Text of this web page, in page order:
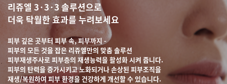
리쥬엘 3·3·3 솔루션으로
더욱 탁월한 효과를 누려보세요
피부 깊은 곳부터 피부 속, 피부까지 -
피부의 모든 것을 잡은 리쥬엘만의 맞춤 솔루션
피부재생주사로 피부층의 재생능력을 활성화 시켜 줍니다.
피부의 탄력을 증가시키고 노화되거나 손상된 피부조직을
재생/복원하여피부 환경을 건강하게 개선할 수 있습니다.